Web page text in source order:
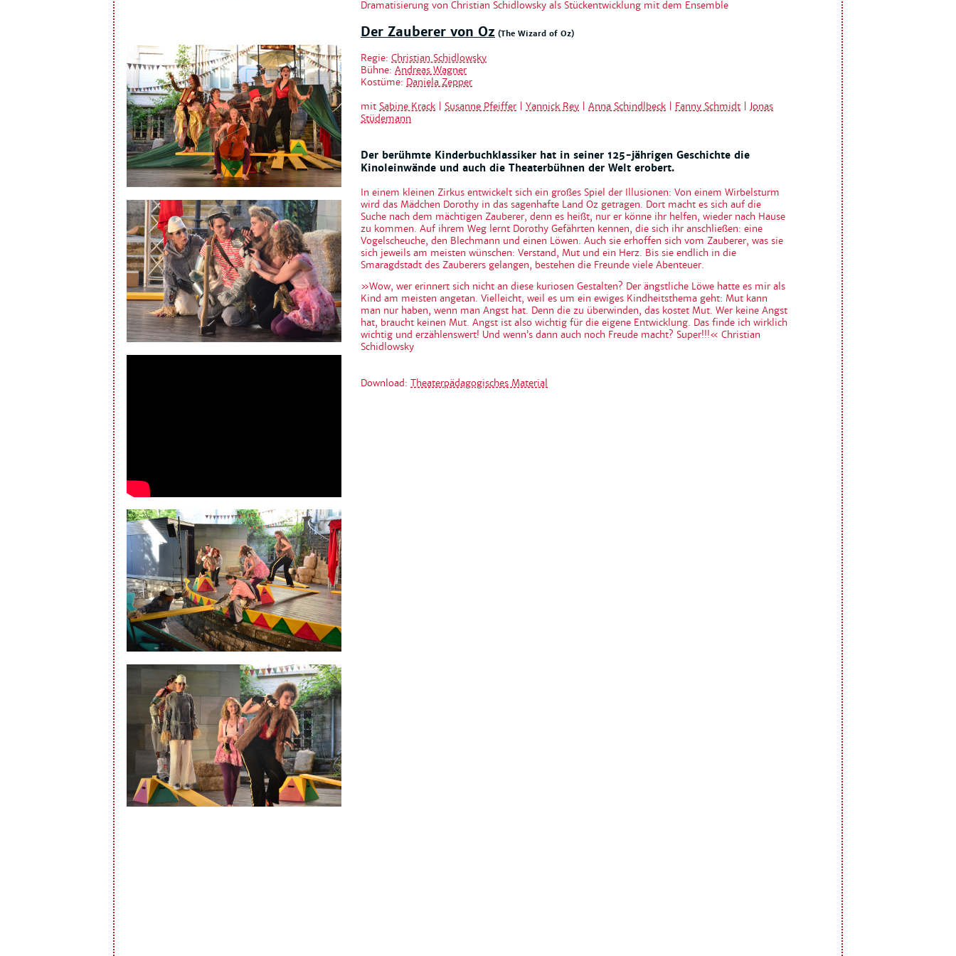
Dramatisierung von Christian Schidlowsky als Stückentwicklung mit dem Ensemble
Der Zauberer von Oz (The Wizard of Oz)
Regie: Christian Schidlowsky
Bühne: Andreas Wagner
Kostüme: Daniela Zepper
mit Sabine Krack Susanne Pfeiffer Yannick Rey Anna Schindlbeck Fanny Schmidt
Jonas
Stüdemann
Der berühmte Kinderbuchklassiker hat in seiner 125-jährigen Geschichte die
Kinoleinwände und auch die Theaterbühnen der Welt erobert.
In einem kleinen Zirkus entwickelt sich ein großes Spiel der Illusionen: Von einem Wirbelsturm
wird das Mädchen Dorothy in das sagenhafte Land Oz getragen. Dort macht es sich auf die
Suche nach dem mächtigen Zauberer, denn es heißt, nur er könne ihr helfen, wieder nach Hause
zu kommen. Auf ihrem Weg lernt Dorothy Gefährten kennen, die sich ihr anschließen: eine
Vogelscheuche, den Blechmann und einen Löwen. Auch sie erhoffen sich vom Zauberer, was sie
sich jeweils am meisten wünschen: Verstand, Mut und ein Herz. Bis sie endlich in die
Smaragdstadt des Zauberers gelangen, bestehen die Freunde viele Abenteuer.
»Wow, wer erinnert sich nicht an diese kuriosen Gestalten? Der ängstliche Löwe hatte es mir als
Kind am meisten angetan. Vielleicht, weil es um ein ewiges Kindheitsthema geht: Mut kann
man nur haben, wenn man Angst hat. Denn die zu überwinden, das kostet Mut. Wer keine Angst
hat, braucht keinen Mut. Angst ist also wichtig für die eigene Entwicklung. Das finde ich wirklich
wichtig und erzählenswert! Und wenn’s dann auch noch Freude macht? Super!!!« Christian
Schidlowsky
Download: Theaterpädagogisches Material